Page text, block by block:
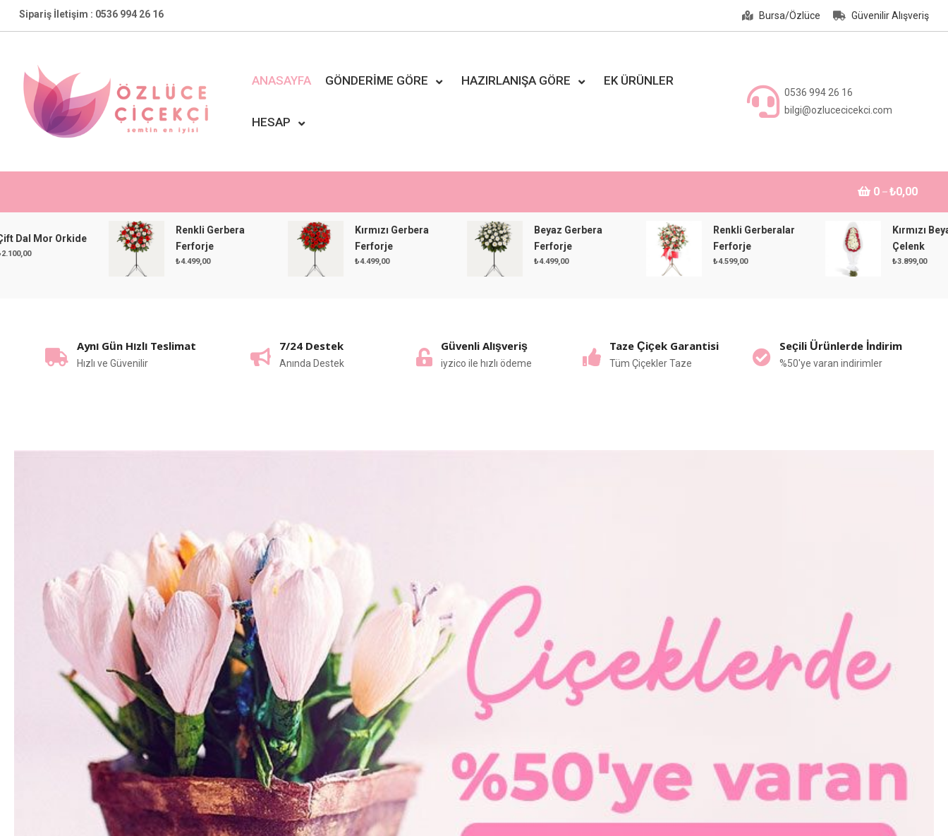
Skip
to
Sipariş İletişim : 0536 994 26 16 Bursa/Özlüce Güvenilir Alışveriş
ANASAYFA GÖNDERIME GÖRE HAZIRLANIŞA GÖRE EK ÜRÜNLER
HESAP
0536 994 26 16
bilgi@ozlucecicekci.com
0 ₺0,00
Orkide
Renkli Gerbera
Ferforje
4.499,00
Kırmızı Gerbera
Ferforje
4.499,00
Beyaz Gerbera
Ferforje
4.499,00
Renkli Gerberalar
Ferforje
4.599,00
Kırmızı Beyaz
Çelenk
3.899,00
Aynı Gün Hızlı Teslimat
Hızlı ve Güvenilir
7/24 Destek
Anında Destek
Güvenli Alışveriş
iyzico ile hızlı ödeme
Taze Çiçek Garantisi
Tüm Çiçekler Taze
Seçili Ürünlerde İndirim
%50'ye varan indirimler